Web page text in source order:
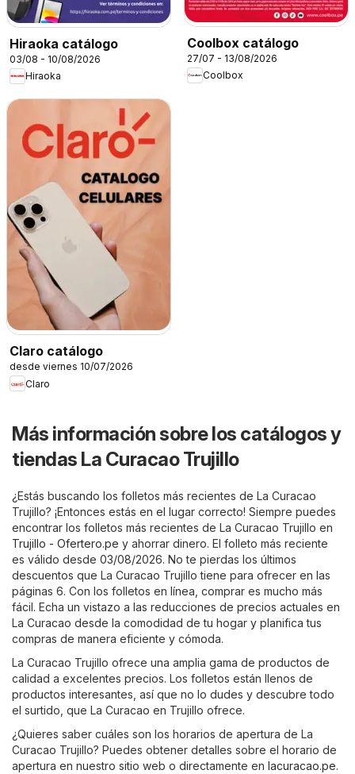
Hiraoka catálogo
03/08 - 10/08/2026
Hiraoka
Coolbox catálogo
27/07 - 13/08/2026
Coolbox
Claro catálogo
desde viernes 10/07/2026
Claro
Más información sobre los catálogos y
tiendas La Curacao Trujillo
¿Estás buscando los folletos más recientes de La Curacao
Trujillo? ¡Entonces estás en el lugar correcto! Siempre puedes
encontrar los folletos más recientes de La Curacao Trujillo en
Trujillo - Ofertero.pe y ahorrar dinero. El folleto más reciente
es válido desde 03/08/2026. No te pierdas los últimos
descuentos que La Curacao Trujillo tiene para ofrecer en las
páginas 6. Con los folletos en línea, comprar es mucho más
fácil. Echa un vistazo a las reducciones de precios actuales en
La Curacao desde la comodidad de tu hogar y planifica tus
compras de manera eficiente y cómoda.
La Curacao Trujillo ofrece una amplia gama de productos de
calidad a excelentes precios. Los folletos están llenos de
productos interesantes, así que no lo dudes y descubre todo
el surtido, que La Curacao en Trujillo ofrece.
¿Quieres saber cuáles son los horarios de apertura de La
Curacao Trujillo? Puedes obtener detalles sobre el horario de
apertura en nuestro sitio web o directamente en lacuracao.pe.